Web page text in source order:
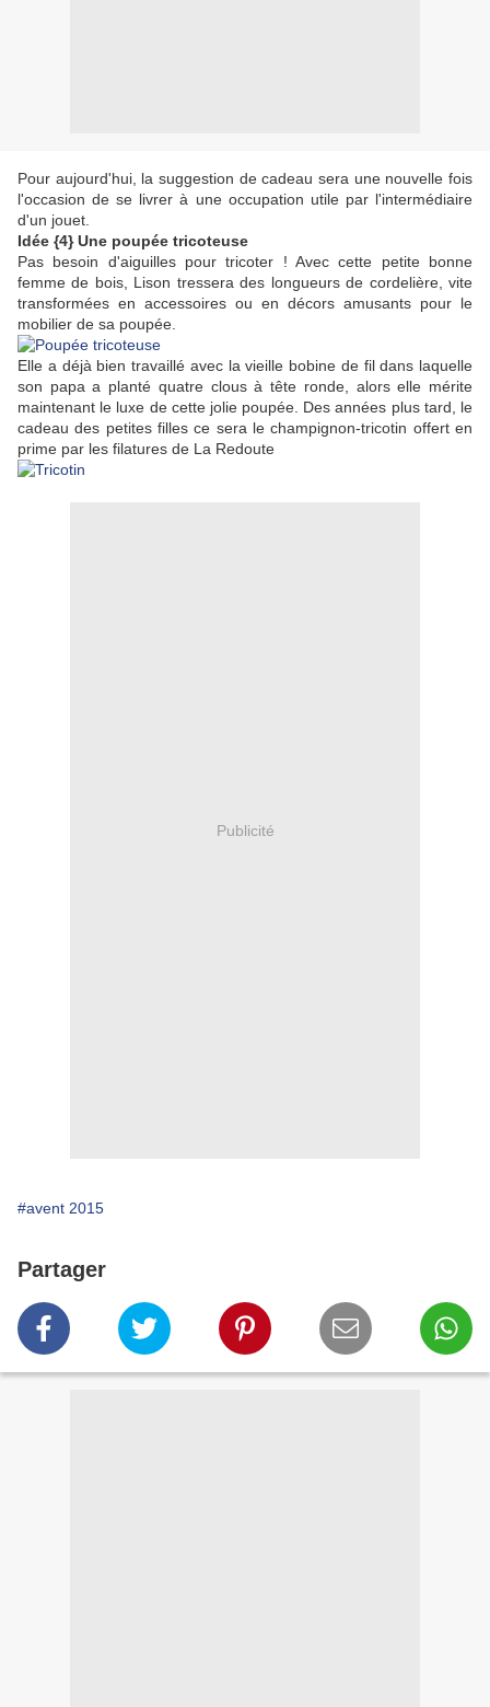
Pour aujourd'hui, la suggestion de cadeau sera une nouvelle fois
l'occasion de se livrer à une occupation utile par l'intermédiaire
d'un jouet.
Idée {4} Une poupée tricoteuse
Pas besoin d'aiguilles pour tricoter ! Avec cette petite bonne
femme de bois, Lison tressera des longueurs de cordelière, vite
transformées en accessoires ou en décors amusants pour le
mobilier de sa poupée.
Elle a déjà bien travaillé avec la vieille bobine de fil dans laquelle
son papa a planté quatre clous à tête ronde, alors elle mérite
maintenant le luxe de cette jolie poupée. Des années plus tard, le
cadeau des petites filles ce sera le champignon-tricotin offert en
prime par les filatures de La Redoute
Publicité
#avent 2015
Partager